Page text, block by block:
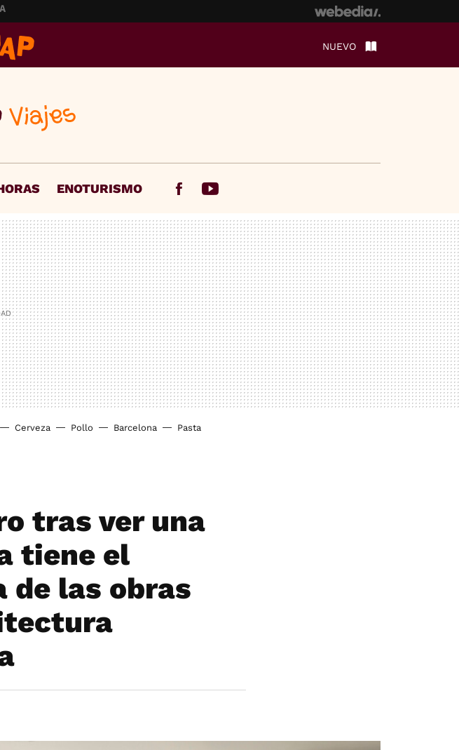
NUEVO
ENOTURISMO FacebookYoutube
Cerveza Pollo Barcelona Pasta
tras ver una
tiene el
de las obras